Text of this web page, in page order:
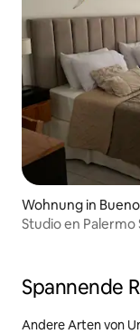
Wohnung in
Studio en Palermo
Spannende
Andere Arten von